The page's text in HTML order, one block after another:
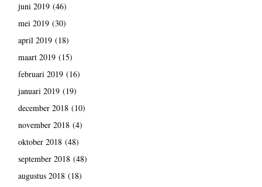
juni 2019(46)
mei 2019(30)
april 2019(18)
maart 2019(15)
februari 2019(16)
januari 2019(19)
december 2018(10)
november 2018(4)
oktober 2018(48)
september 2018(48)
augustus 2018(18)